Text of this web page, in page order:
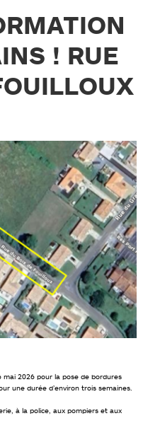
! RUE
2026 pour la pose de bordures
une durée d’environ trois semaines.
à la police, aux pompiers et aux